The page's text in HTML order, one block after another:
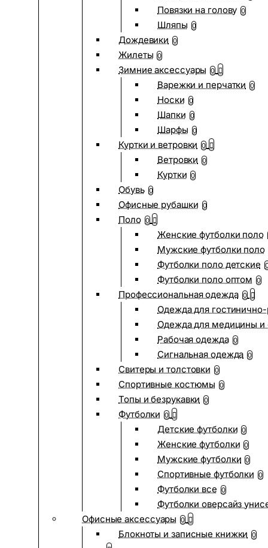
Повязки на голову 0
Шляпы 0
Дождевики 0
Жилеты 0
Зимние аксессуары 0
Варежки и перчатки 0
Носки 0
Шапки 0
Шарфы 0
Куртки и ветровки 0
Ветровки 0
Куртки 0
Обувь 0
Офисные рубашки 0
Поло 0
Женские футболки поло
Мужские футболки поло
Футболки поло детские
Футболки поло оптом 0
Профессиональная одежда 0
Одежда для
Одежда для медицины и
Рабочая одежда 0
Сигнальная одежда 0
Свитеры и толстовки 0
Спортивные костюмы 0
Топы и безрукавки 0
Футболки 0
Детские футболки 0
Женские футболки 0
Мужские футболки 0
Спортивные футболки 0
Футболки все 0
Футболки оверсайз
Офисные аксессуары 0
Блокноты и записные книжки 0